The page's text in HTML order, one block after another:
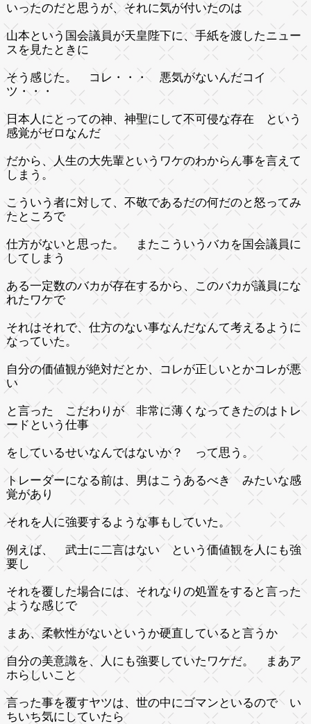
いったのだと思うが、それに気が付いたのは
山本という国会議員が天皇陛下に、手紙を渡したニュー
スを見たときに
そう感じた。 コレ・・・ 悪気がないんだコイ
ツ・・・
日本人にとっての神、神聖にして不可侵な存在 という
感覚がゼロなんだ
だから、人生の大先輩というワケのわからん事を言えて
しまう。
こういう者に対して、不敬であるだの何だのと怒ってみ
たところで
仕方がないと思った。 またこういうバカを国会議員に
してしまう
ある一定数のバカが存在するから、このバカが議員にな
れたワケで
それはそれで、仕方のない事なんだなんて考えるように
なっていた。
自分の価値観が絶対だとか、コレが正しいとかコレが悪
い
と言った こだわりが 非常に薄くなってきたのはトレ
ードという仕事
をしているせいなんではないか？ って思う。
トレーダーになる前は、男はこうあるべき みたいな感
覚があり
それを人に強要するような事もしていた。
例えば、 武士に二言はない という価値観を人にも強
要し
それを覆した場合には、それなりの処置をすると言った
ような感じで
まあ、柔軟性がないというか硬直していると言うか
自分の美意識を、人にも強要していたワケだ。 まあア
ホらしいこと
言った事を覆すヤツは、世の中にゴマンといるので い
ちいち気にしていたら